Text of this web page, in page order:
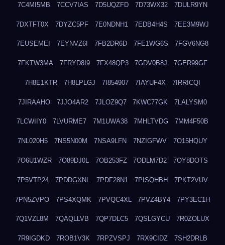
7C4MI5MB 7CCV7IAS 7D5UQZFD 7D73WX32 7DULR9YN
7DXTFT0X 7DYZC5PF 7E0NDNH1 7EDB4H4S 7EE3M9WJ
7EUSEMEI 7EYNVZ6I 7FB2DR6D 7FE1WG6S 7FGV6NG8
7FKTW3MA 7FRYD8I9 7FX48QP3 7GDV0B8J 7GER99GF
7H8E1KTR 7H8LPLGJ 7I854907 7IAYUF4X 7IRRICQI
7JIRAAHO 7JJO4AR2 7JLOZ9Q7 7KWC77GK 7LALYSM0
7LCWIIY0 7LVURME7 7M1UWA38 7MHLTVDG 7MM4F50B
7NL020H5 7NS5N00M 7NSA9LFN 7NZIGFWV 7O15HQUY
7O6U1WZR 7O89DJ0L 7OB253FZ 7ODLM7D2 7OY8DOTS
7P5VTP24 7PDDGXNL 7PDF28N1 7PISQHBH 7PKT2VUV
7PN5ZVPO 7PS4XQMK 7PVQC4XL 7PVZ4BY4 7PY3EC1H
7Q1VZL8M 7QAQLLVB 7QP7DLC5 7QSLGYCU 7R0ZOLUX
7R9IGDKD 7ROB1V3K 7RPZVSPJ 7RX9CIDZ 7SH2DRLB